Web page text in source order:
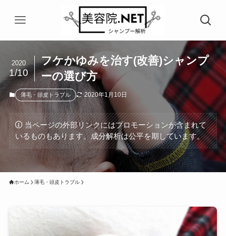
フケかゆみを治す(改善)シャンプ
ーの選び方
2020
1/10
薄毛・頭皮トラブル 2020年1月10日
当ページの外部リンクにはプロモーションが含まれて
いるものもあります。成分解析は公平を期しています。
ホーム 薄毛・頭皮トラブル